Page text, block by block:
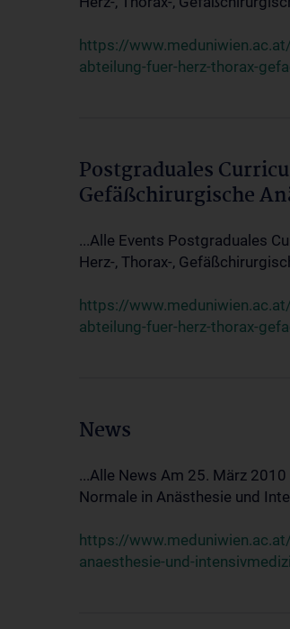
https://
abteilung-fuer-herz-thorax-
Postgraduales
Gefäßchirurgische
...Alle Events Postgraduales
Herz-, Thorax-,
https://
abteilung-fuer-herz-thorax-
News
...Alle News Am 25. März
Normale in Anästhesie und
https://
anaesthesie-und-